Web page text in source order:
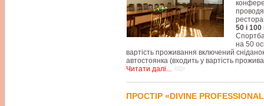
50 і 100
на 50
вартість проживання включений
автостоянка (входить у вартість
Читати далі...
ПРОСТІР «DIVINE